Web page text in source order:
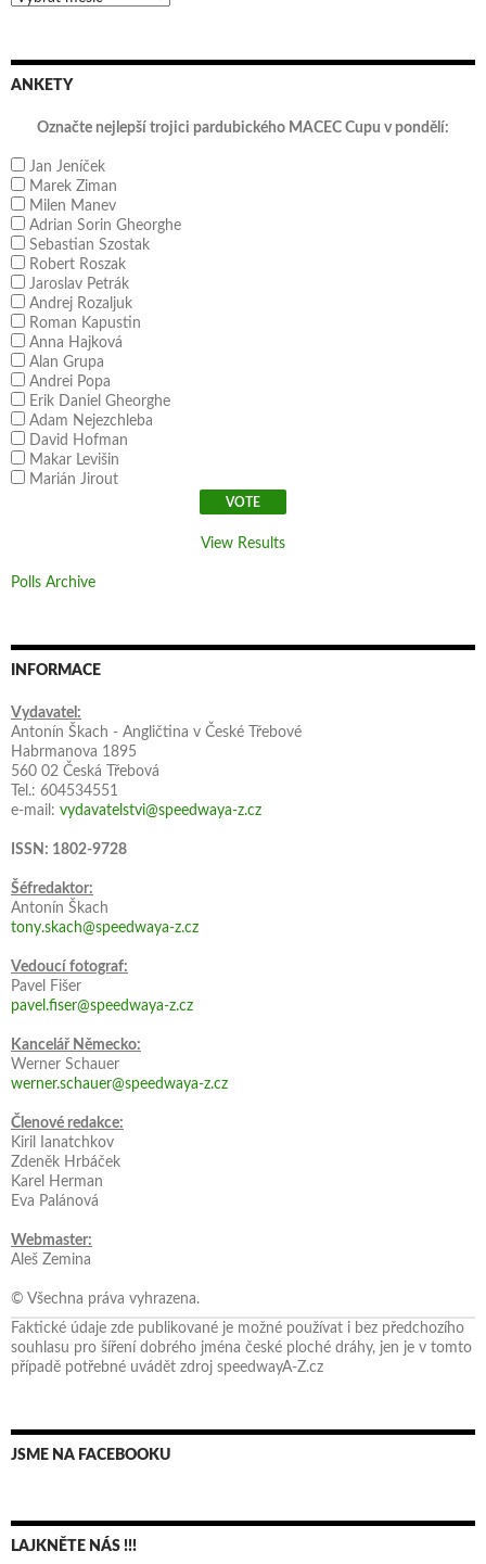
ANKETY
Označte nejlepší trojici pardubického MACEC Cupu v pondělí:
Jan Jeníček
Marek Ziman
Milen Manev
Adrian Sorin Gheorghe
Sebastian Szostak
Robert Roszak
Jaroslav Petrák
Andrej Rozaljuk
Roman Kapustin
Anna Hajková
Alan Grupa
Andrei Popa
Erik Daniel Gheorghe
Adam Nejezchleba
David Hofman
Makar Levišin
Marián Jirout
View Results
Polls Archive
INFORMACE
Vydavatel:
Antonín Škach - Angličtina v České Třebové
Habrmanova 1895
560 02 Česká Třebová
Tel.: 604534551
e-mail: vydavatelstvi@speedwaya-z.cz
ISSN: 1802-9728
Šéfredaktor:
Antonín Škach
tony.skach@speedwaya-z.cz
Vedoucí fotograf:
Pavel Fišer
pavel.fiser@speedwaya-z.cz
Kancelář Německo:
Werner Schauer
werner.schauer@speedwaya-z.cz
Členové redakce:
Kiril Ianatchkov
Zdeněk Hrbáček
Karel Herman
Eva Palánová
Webmaster:
Aleš Zemina
© Všechna práva vyhrazena.
Faktické údaje zde publikované je možné používat i bez předchozího
souhlasu pro šíření dobrého jména české ploché dráhy, jen je v tomto
případě potřebné uvádět zdroj speedwayA-Z.cz
JSME NA FACEBOOKU
LAJKNĚTE NÁS !!!